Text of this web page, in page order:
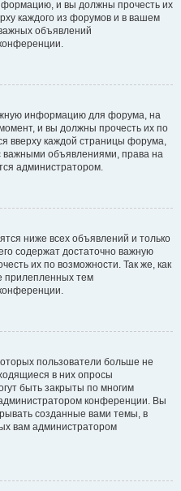
и вы должны прочесть их
каждого из форумов и в вашем
объявлений
информацию для форума, на
и вы должны прочесть их по
вверху каждой страницы форума,
важными объявлениями, права на
администратором.
ниже всех объявлений и только
содержат достаточно важную
их по возможности. Так же, как
прилепленных тем
пользователи больше не
в них опросы
быть закрыты по многим
конференции. Вы
созданные вами темы, в
вам администратором